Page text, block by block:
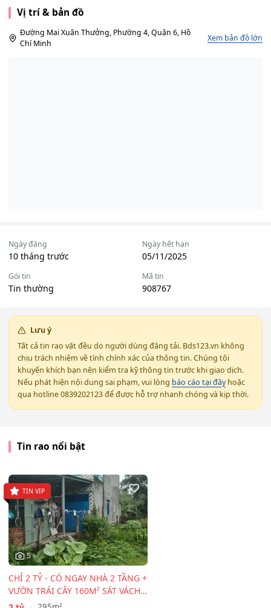
Vị trí & bản đồ
Đường Mai Xuân Thưởng, Phường 4, Quận 6, Hồ
Chí Minh
Xem bản đồ lớn
Ngày đăng
10 tháng trước
Ngày hết hạn
05/11/2025
Gói tin
Tin thường
Mã tin
908767
Lưu ý
Tất cả tin rao vặt đều do người dùng đăng tải. Bds123.vn không
chịu trách nhiệm về tính chính xác của thông tin. Chúng tôi
khuyến khích bạn nên kiểm tra kỹ thông tin trước khi giao dịch.
Nếu phát hiện nội dung sai phạm, vui lòng báo cáo tại đâyhoặc
qua hotline 0839202123 để được hỗ trợ nhanh chóng và kịp thời.
Tin rao nổi bật
5
TIN VIP
CHỈ 2 TỶ - CÓ NGAY NHÀ 2 TẦNG +
VƯỜN TRÁI CÂY 160M² SÁT VÁCH
TP.HCM!